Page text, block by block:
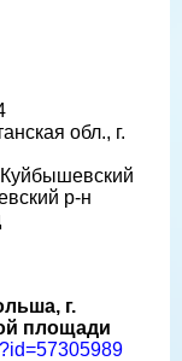
обл., г.
р-н
г.
площади